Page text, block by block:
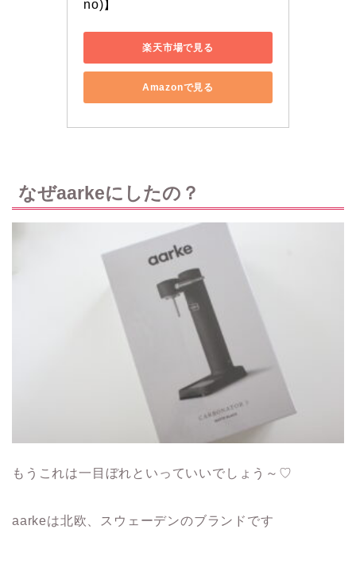
no)】
楽天市場で見る
Amazonで見る
なぜaarkeにしたの？
もうこれは一目ぼれといっていいでしょう～♡
aarkeは北欧、スウェーデンのブランドです